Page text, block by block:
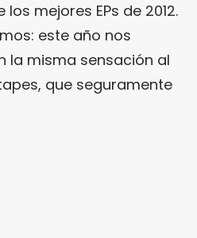
mejores EPs de 2012.
este año nos
la misma sensación al
que seguramente